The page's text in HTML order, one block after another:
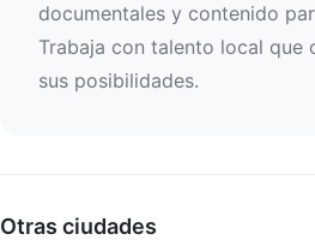
documentales y contenido
Trabaja con talento local que
sus posibilidades.
Otras ciudades